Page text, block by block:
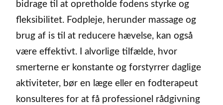
bidrage til at opretholde fodens styrke og
fleksibilitet. Fodpleje, herunder massage og
brug af is til at reducere hævelse, kan også
være effektivt. I alvorlige tilfælde, hvor
smerterne er konstante og forstyrrer daglige
aktiviteter, bør en læge eller en fodterapeut
konsulteres for at få professionel rådgivning